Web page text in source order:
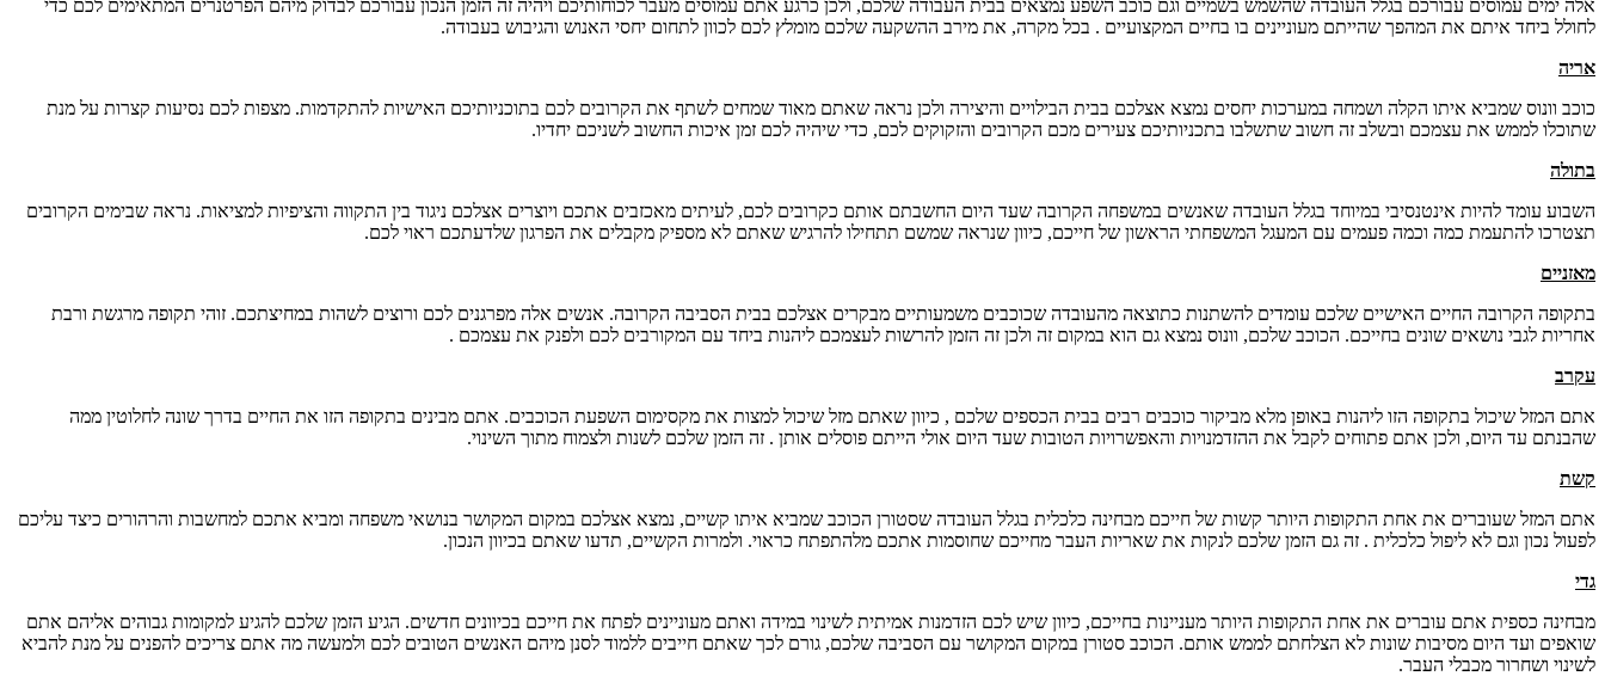
אלה ימים עמוסים עבורכם בגלל העובדה שהשמש בשמיים וגם כוכב השפע נמצאים בבית העבודה שלכם, ולכן כרגע אתם עמוסים מעבר לכוחותיכם ויהיה זה הזמן הנכון עבורכם לבדוק מיהם הפרטנרים המתאימים לכם כדי
לחולל ביחד איתם את המהפך שהייתם מעוניינים בו בחיים המקצועיים . בכל מקרה, את מירב ההשקעה שלכם מומלץ לכם לכוון לתחום יחסי האנוש והגיבוש בעבודה.
אריה
כוכב וונוס שמביא איתו הקלה ושמחה במערכות יחסים נמצא אצלכם בבית הבילויים והיצירה ולכן נראה שאתם מאוד שמחים לשתף את הקרובים לכם בתוכניותיכם האישיות להתקדמות. מצפות לכם נסיעות קצרות על מנת
שתוכלו לממש את עצמכם ובשלב זה חשוב שתשלבו בתכניותיכם צעירים מכם הקרובים והזקוקים לכם, כדי שיהיה לכם זמן איכות החשוב לשניכם יחדיו.
בתולה
השבוע עומד להיות אינטנסיבי במיוחד בגלל העובדה שאנשים במשפחה הקרובה שעד היום החשבתם אותם כקרובים לכם, לעיתים מאכזבים אתכם ויוצרים אצלכם ניגוד בין התקווה והציפיות למציאות. נראה שבימים הקרובים
תצטרכו להתעמת כמה וכמה פעמים עם המעגל המשפחתי הראשון של חייכם, כיוון שנראה שמשם תתחילו להרגיש שאתם לא מספיק מקבלים את הפרגון שלדעתכם ראוי לכם.
מאזניים
בתקופה הקרובה החיים האישיים שלכם עומדים להשתנות כתוצאה מהעובדה שכוכבים משמעותיים מבקרים אצלכם בבית הסביבה הקרובה. אנשים אלה מפרגנים לכם ורוצים לשהות במחיצתכם. זוהי תקופה מרגשת ורבת
אחריות לגבי נושאים שונים בחייכם. הכוכב שלכם, וונוס נמצא גם הוא במקום זה ולכן זה הזמן להרשות לעצמכם ליהנות ביחד עם המקורבים לכם ולפנק את עצמכם .
עקרב
אתם המזל שיכול בתקופה הזו ליהנות באופן מלא מביקור כוכבים רבים בבית הכספים שלכם , כיוון שאתם מזל שיכול למצות את מקסימום השפעת הכוכבים. אתם מבינים בתקופה הזו את החיים בדרך שונה לחלוטין ממה
שהבנתם עד היום, ולכן אתם פתוחים לקבל את ההזדמנויות והאפשרויות הטובות שעד היום אולי הייתם פוסלים אותן . זה הזמן שלכם לשנות ולצמוח מתוך השינוי.
קשת
אתם המזל שעוברים את אחת התקופות היותר קשות של חייכם מבחינה כלכלית בגלל העובדה שסטורן הכוכב שמביא איתו קשיים, נמצא אצלכם במקום המקושר בנושאי משפחה ומביא אתכם למחשבות והרהורים כיצד עליכם
לפעול נכון וגם לא ליפול כלכלית . זה גם הזמן שלכם לנקות את שאריות העבר מחייכם שחוסמות אתכם מלהתפתח כראוי. ולמרות הקשיים, תדעו שאתם בכיוון הנכון.
גדי
מבחינה כספית אתם עוברים את אחת התקופות היותר מעניינות בחייכם, כיוון שיש לכם הזדמנות אמיתית לשינוי במידה ואתם מעוניינים לפתח את חייכם בכיוונים חדשים. הגיע הזמן שלכם להגיע למקומות גבוהים אליהם אתם
שואפים ועד היום מסיבות שונות לא הצלחתם לממש אותם. הכוכב סטורן במקום המקושר עם הסביבה שלכם, גורם לכך שאתם חייבים ללמוד לסנן מיהם האנשים הטובים לכם ולמעשה מה אתם צריכים להפנים על מנת להביא
לשינוי ושחרור מכבלי העבר.